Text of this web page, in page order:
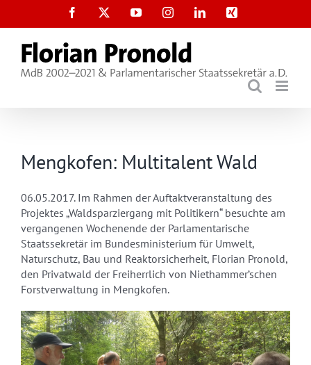
Facebook YouTubeInstagramLinkedInXing
Mengkofen: Multitalent Wald
06.05.2017. Im Rahmen der Auftaktveranstaltung des
Projektes „Waldsparziergang mit Politikern“ besuchte am
vergangenen Wochenende der Parlamentarische
Staatssekretär im Bundesministerium für Umwelt,
Naturschutz, Bau und Reaktorsicherheit, Florian Pronold,
den Privatwald der Freiherrlich von Niethammer’schen
Forstverwaltung in Mengkofen.